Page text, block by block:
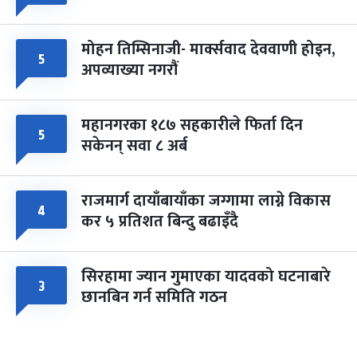
५ मोहन तिम्सिनाजी- मार्क्सवाद देववाणी होइन,
अपव्याख्या नगरौं
५ महानगरका १८७ सहकारीले फिर्ता दिन
सकेनन् सवा ८ अर्ब
४ राजमार्ग दायाँबायाँका जग्गामा लाग्ने विकास
कर ५ प्रतिशत बिन्दु बढाइँदै
३ सिरहामा ज्यान गुमाएका यादवको घटनाबारे
छानबिन गर्न समिति गठन